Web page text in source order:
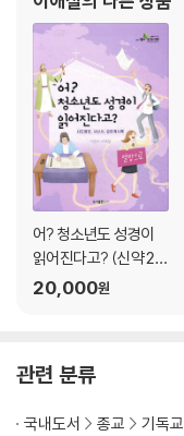
5과 구약 성경 읽기 실제
1. 역대상ㆍ하 읽기
2. 에스라, 느헤미야 읽기
6과 신구약 중간시대를 알
1. 바뀌고 바뀌는 팔레스
2. 신약에 등장하는 주요
7과 신약 속으로 오신 '왕
1. 간추린 신약목록
2. 신약 읽기의 난제
2. 사복음서 시간 순서대로
국교계의 대표적인
어? 청소년도 성경이
읽어진다고? (신약 2
탄/학생용)
20,000원
관련 분류
국내도서 종교 기독